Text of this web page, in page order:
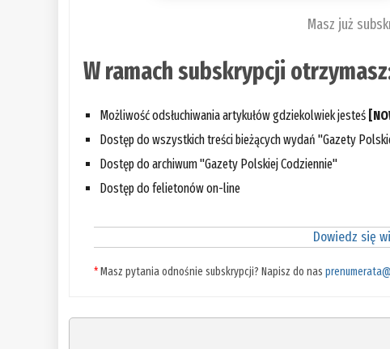
Masz już
W ramach subskrypcji
Możliwość odsłuchiwania artykułów gdziekolwiek jesteś
Dostęp do wszystkich treści bieżących wydań "Gazety
Dostęp do archiwum "Gazety Polskiej Codziennie"
Dostęp do felietonów on-line
Dowiedz się
*Masz pytania odnośnie subskrypcji? Napisz do nas